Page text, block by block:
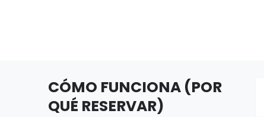
CÓMO FUNCIONA (POR
QUÉ RESERVAR)